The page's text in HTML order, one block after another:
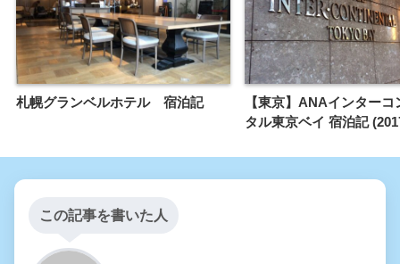
札幌グランベルホテル 宿泊記
【東京】ANAインターコ
タル東京ベイ 宿泊記
この記事を書いた人